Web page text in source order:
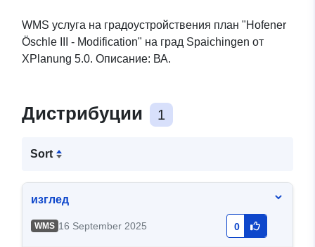
WMS услуга на градоустройствения план "Hofener
Öschle III - Modification" на град Spaichingen от
XPlanung 5.0. Описание: ВА.
Дистрибуции 1
Sort
изглед
WMS 16 September 2025 0